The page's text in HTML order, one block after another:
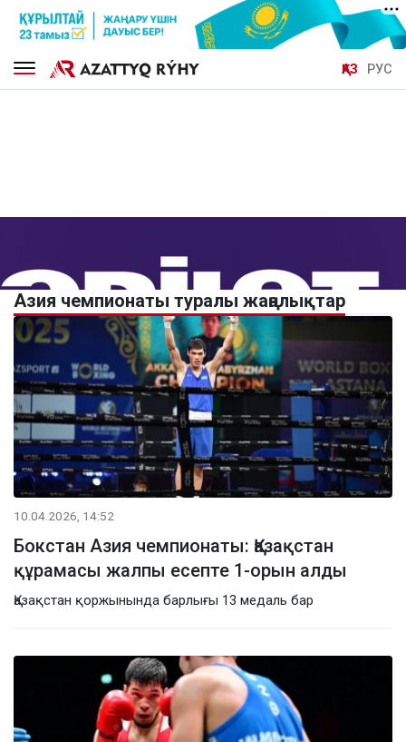
ҚАЗ РУС
Азия чемпионаты туралы жаңалықтар
10.04.2026, 14:52
Бокстан Азия чемпионаты: Қазақстан
құрамасы жалпы есепте 1-орын алды
Қазақстан қоржынында барлығы 13 медаль бар